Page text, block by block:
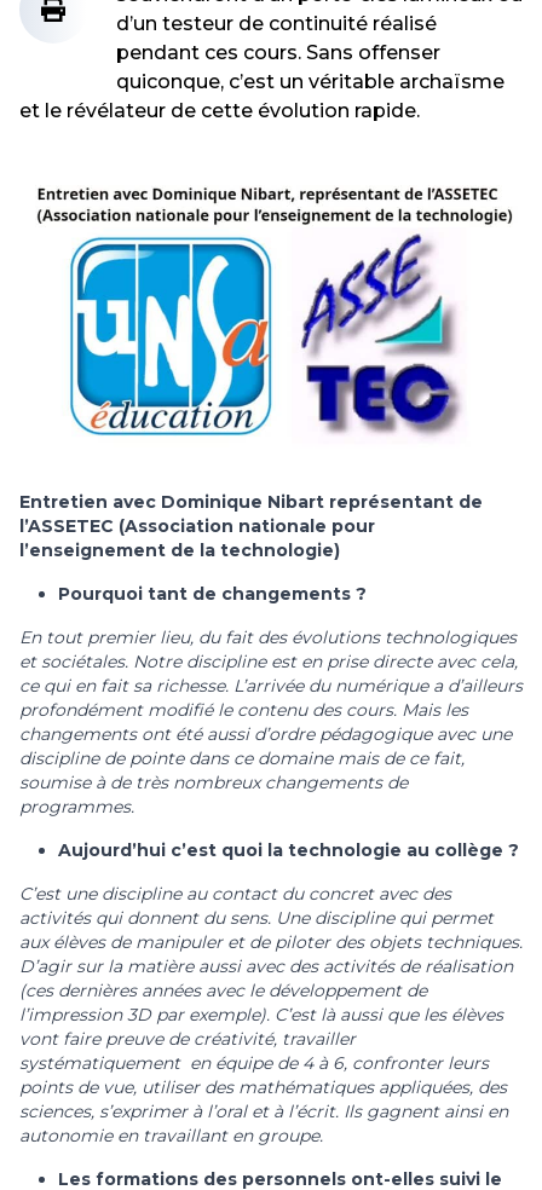
d’un testeur de continuité réalisé
pendant ces cours. Sans offenser
quiconque, c’est un véritable archaïsme
et le révélateur de cette évolution rapide.
Entretien avec Dominique Nibart représentant de
l’ASSETEC (Association nationale pour
l’enseignement de la technologie)
Pourquoi tant de changements ?
En tout premier lieu, du fait des évolutions technologiques
et sociétales. Notre discipline est en prise directe avec cela,
ce qui en fait sa richesse. L’arrivée du numérique a d’ailleurs
profondément modifié le contenu des cours. Mais les
changements ont été aussi d’ordre pédagogique avec une
discipline de pointe dans ce domaine mais de ce fait,
soumise à de très nombreux changements de
programmes.
Aujourd’hui c’est quoi la technologie au collège ?
C’est une discipline au contact du concret avec des
activités qui donnent du sens. Une discipline qui permet
aux élèves de manipuler et de piloter des objets techniques.
D’agir sur la matière aussi avec des activités de réalisation
(ces dernières années avec le développement de
l’impression 3D par exemple). C’est là aussi que les élèves
vont faire preuve de créativité, travailler
systématiquement en équipe de 4 à 6, confronter leurs
points de vue, utiliser des mathématiques appliquées, des
sciences, s’exprimer à l’oral et à l’écrit. Ils gagnent ainsi en
autonomie en travaillant en groupe.
Les formations des personnels ont-elles suivi le